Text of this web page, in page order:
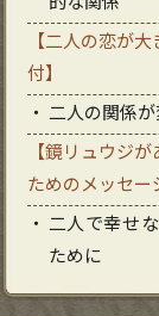
【二人の恋が
付】
二人の関係
【鏡リュウジ
ためのメッセー
二人で幸せ
ために